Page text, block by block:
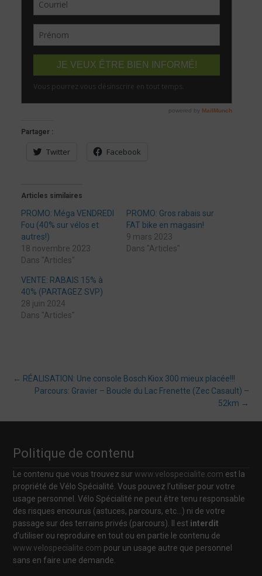
Partager :
Twitter Facebook
Articles similaires
PROMO: Méga VENDREDI
Fou (40% sur vélos et
autres!)
18 novembre 2023
Dans "Articles"
PROMO: Gros rabais sur
FAT bike en magasin!
9 mars 2023
Dans "Articles"
VENTE: RABAIS 15% à
40% (PARTAGEZ SVP)
28 juin 2024
Dans "Articles"
Post
navigation
← RÉALISATION: Une console Bosch Kiox 300 mieux placée!!!
Parcours: Gravier – Boucle du Lac Frenette (Zec Casault) –
52km →
Politique de contenu
Le contenu que vous trouvez surwww.velospecialite.com est la
propriété de Vélo Spécialité. Vous pouvez l’utiliser pour votre
usage personnel. Vélo Spécialité ne peut être tenu responsable
des risques encourus (astuces, parcours, etc…) ni de votre
passage sur des terrains privés (parcours). Il est interdit
d’utiliser ou reproduire en tout ou en partie le contenu de
www.velospecialite.com pour un usage autre que personnel
sans en faire une demande.